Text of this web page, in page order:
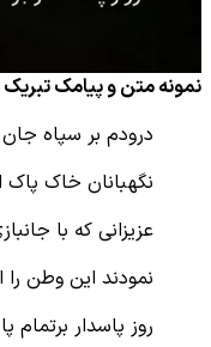
نمونه متن و پیامک تبریک
درودم بر سپاه جان
نگهبانان خاک پاک
عزیزانی که با
نمودند این وطن
روز پاسدار برتمام